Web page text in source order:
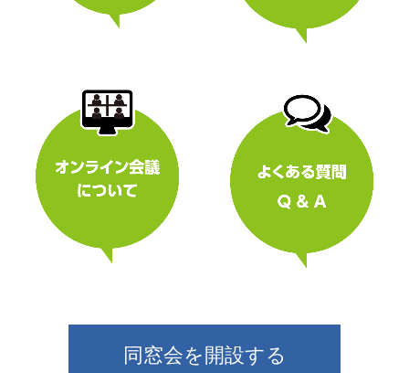
同窓会を開設する